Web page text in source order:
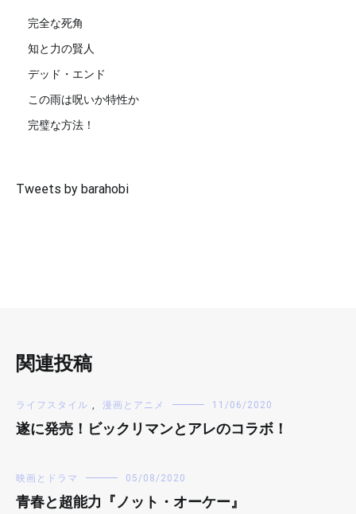
完全な死角
知と力の賢人
デッド・エンド
この雨は呪いか特性か
完璧な方法！
Tweets by barahobi
関連投稿
ライフスタイル , 漫画とアニメ 11/06/2020
遂に発売！ビックリマンとアレのコラボ！
映画とドラマ 05/08/2020
青春と超能力『ノット・オーケー』